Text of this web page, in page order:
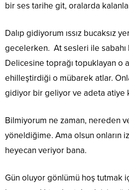
bir ses tarihe git, oralarda
Dalıp gidiyorum ıssız bucaksız
gecelerken. At sesleri ile sabahı
Delicesine toprağı topuklayan o
ehilleştirdiği o mübarek atlar.
gidiyor bir geliyor ve adeta atiye
Bilmiyorum ne zaman, nereden
yöneldiğime. Ama olsun onların
heyecan veriyor bana.
Gün oluyor gönlümü hoş tutmak